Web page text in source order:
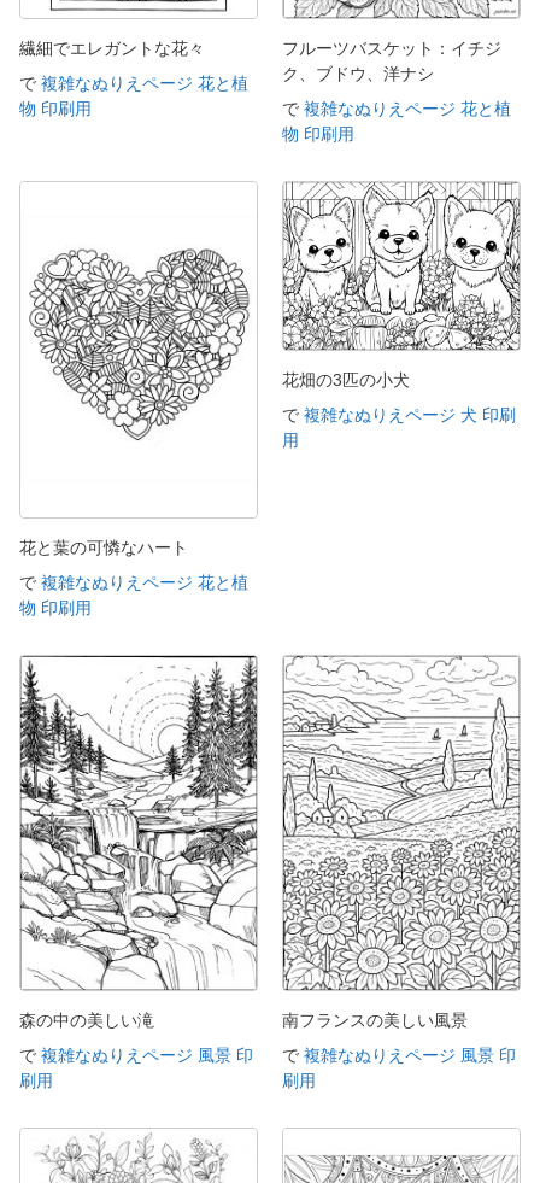
繊細でエレガントな花々
で 複雑なぬりえページ 花と植
物 印刷用
フルーツバスケット：イチジ
ク、ブドウ、洋ナシ
で 複雑なぬりえページ 花と植
物 印刷用
花と葉の可憐なハート
で 複雑なぬりえページ 花と植
物 印刷用
花畑の3匹の小犬
で 複雑なぬりえページ 犬 印刷
用
森の中の美しい滝
で 複雑なぬりえページ 風景 印
刷用
南フランスの美しい風景
で 複雑なぬりえページ 風景 印
刷用